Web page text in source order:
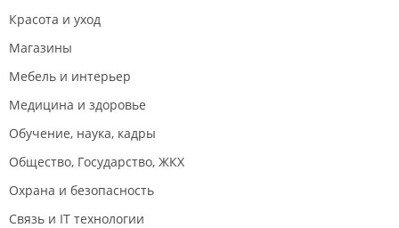
Красота и уход
Магазины
Мебель и интерьер
Медицина и здоровье
Обучение, наука, кадры
Общество, Государство, ЖКХ
Охрана и безопасность
Связь и IT технологии